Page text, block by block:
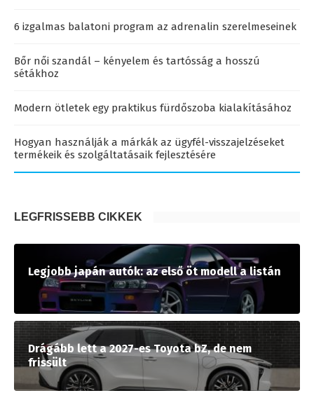
6 izgalmas balatoni program az adrenalin szerelmeseinek
Bőr női szandál – kényelem és tartósság a hosszú
sétákhoz
Modern ötletek egy praktikus fürdőszoba kialakításához
Hogyan használják a márkák az ügyfél-visszajelzéseket
termékeik és szolgáltatásaik fejlesztésére
LEGFRISSEBB CIKKEK
Legjobb japán autók: az első öt modell a listán
Drágább lett a 2027-es Toyota bZ, de nem
frissült